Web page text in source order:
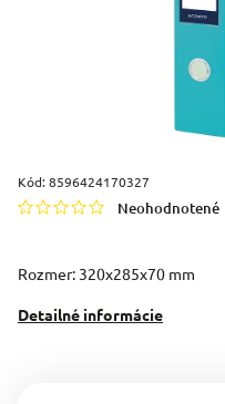
Kód:8596424170327
Neohodnotené
Rozmer: 320x285x70 mm
Detailné informácie